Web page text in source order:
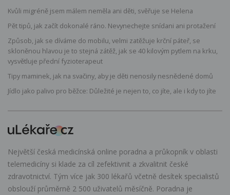
Kvůli migréně jsem málem neměla ani děti, svěřuje se Helena
Pět tipů, jak začít dokonalé ráno. Nevynechejte snídani ani protažení
Způsob, jak se díváme do mobilu, velmi zatěžuje krční páteř, se
skloněnou hlavou je to stejná zátěž, jak se 40 kilovým pytlem na krku,
vysvětluje přední fyzioterapeut
Tipy maminek, jak na svačiny, aby je děti nenosily nesnědené domů
Jídlo jako palivo pro běžce: Důležité je nejen to, co jíte, ale i kdy to jíte
Největší česká medicínská online poradna a průkopník v oblasti
telemedicíny si klade za cíl zefektivnit a zkvalitnit české
zdravotnictví. Tým více jak 300 lékařů včetně desítek specialistů
obslouží průměrně 2 500 uživatelů měsíčně. Poradna je